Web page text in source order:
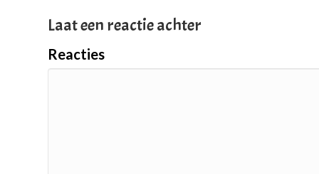
Laat een reactie achter
Reacties